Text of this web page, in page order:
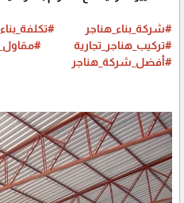
#شركة_بناء_هناجر
#تركيب_هناجر_تجارية
#أفضل_شركة_هناجر